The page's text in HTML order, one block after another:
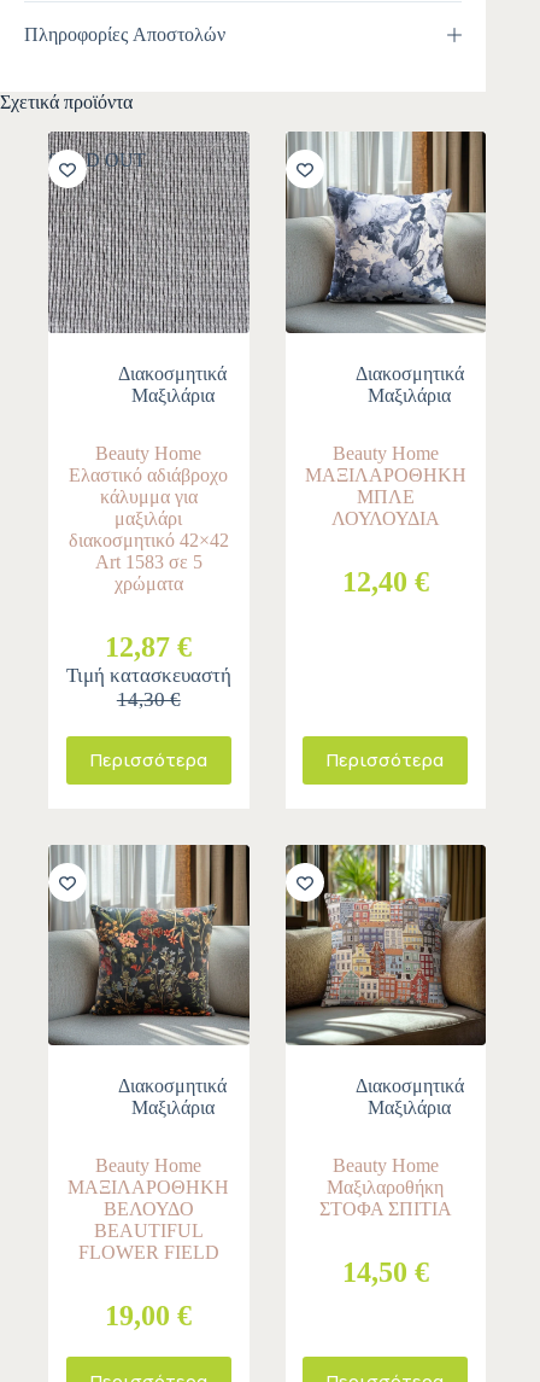
Πληροφορίες Αποστολών
Σχετικά προϊόντα
SOLD OUT
Διακοσμητικά
Μαξιλάρια
Beauty Home
Ελαστικό αδιάβροχο
κάλυμμα για
μαξιλάρι
διακοσμητικό 42×42
Art 1583 σε 5
χρώματα
12,87 €
Τιμή κατασκευαστή
14,30 €
Περισσότερα
Διακοσμητικά
Μαξιλάρια
Beauty Home
ΜΑΞΙΛΑΡΟΘΗΚΗ
ΜΠΛΕ
ΛΟΥΛΟΥΔΙΑ
12,40 €
Περισσότερα
Διακοσμητικά
Μαξιλάρια
Beauty Home
ΜΑΞΙΛΑΡΟΘΗΚΗ
ΒΕΛΟΥΔΟ
BEAUTIFUL
FLOWER FIELD
19,00 €
Διακοσμητικά
Μαξιλάρια
Beauty Home
Μαξιλαροθήκη
ΣΤΟΦΑ ΣΠΙΤΙΑ
14,50 €